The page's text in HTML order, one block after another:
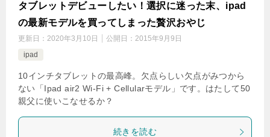
タブレットデビューしたい！選択に迷った末、ipad
の最新モデルを買ってしまった贅沢おやじ
更新日： 2020年3月10日 公開日： 2015年9月9日
ipad
10インチタブレットの最高峰。欠点らしい欠点がみつから
ない「Ipad air2 Wi-Fi + Cellularモデル」です。はたして50
親父に使いこなせるか？
続きを読む